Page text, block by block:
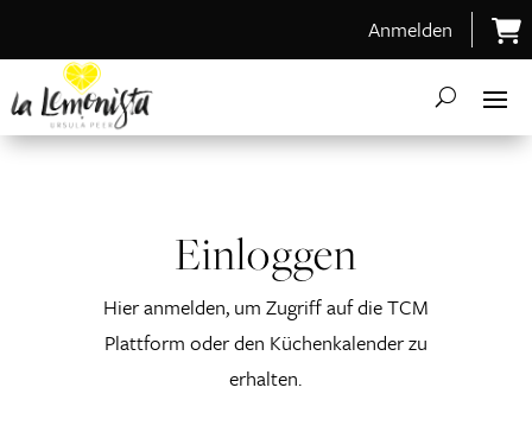
Anmelden
Einloggen
Hier anmelden, um Zugriff auf die TCM
Plattform oder den Küchenkalender zu
erhalten.